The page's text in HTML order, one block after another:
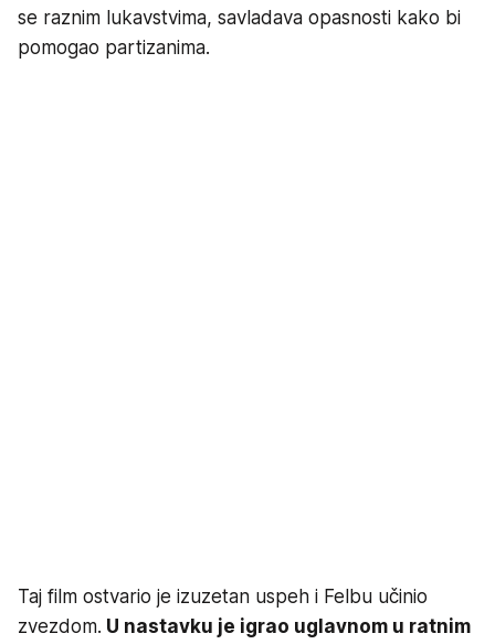
se raznim lukavstvima, savladava opasnosti kako bi
pomogao partizanima.
Taj film ostvario je izuzetan uspeh i Felbu učinio
zvezdom. U nastavku je igrao uglavnom u ratnim